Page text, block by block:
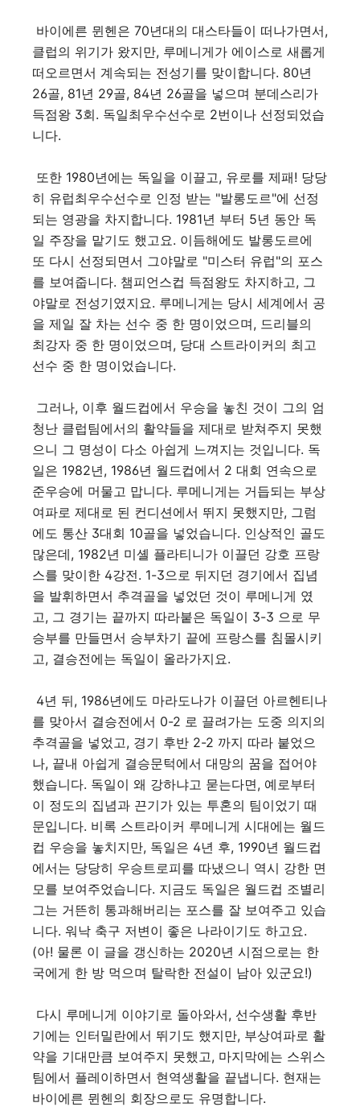
바이에른 뮌헨은 70년대의 대스타들이 떠나가면서,
클럽의 위기가 왔지만, 루메니게가 에이스로 새롭게
떠오르면서 계속되는 전성기를 맞이합니다. 80년
26골, 81년 29골, 84년 26골을 넣으며 분데스리가
득점왕 3회. 독일최우수선수로 2번이나 선정되었습
니다.
또한 1980년에는 독일을 이끌고, 유로를 제패! 당당
히 유럽최우수선수로 인정 받는 "발롱도르"에 선정
되는 영광을 차지합니다. 1981년 부터 5년 동안 독
일 주장을 맡기도 했고요. 이듬해에도 발롱도르에
또 다시 선정되면서 그야말로 "미스터 유럽"의 포스
를 보여줍니다. 챔피언스컵 득점왕도 차지하고, 그
야말로 전성기였지요. 루메니게는 당시 세계에서 공
을 제일 잘 차는 선수 중 한 명이었으며, 드리블의
최강자 중 한 명이었으며, 당대 스트라이커의 최고
선수 중 한 명이었습니다.
그러나, 이후 월드컵에서 우승을 놓친 것이 그의 엄
청난 클럽팀에서의 활약들을 제대로 받쳐주지 못했
으니 그 명성이 다소 아쉽게 느껴지는 것입니다. 독
일은 1982년, 1986년 월드컵에서 2 대회 연속으로
준우승에 머물고 맙니다. 루메니게는 거듭되는 부상
여파로 제대로 된 컨디션에서 뛰지 못했지만, 그럼
에도 통산 3대회 10골을 넣었습니다. 인상적인 골도
많은데, 1982년 미셸 플라티니가 이끌던 강호 프랑
스를 맞이한 4강전. 1-3으로 뒤지던 경기에서 집념
을 발휘하면서 추격골을 넣었던 것이 루메니게 였
고, 그 경기는 끝까지 따라붙은 독일이 3-3 으로 무
승부를 만들면서 승부차기 끝에 프랑스를 침몰시키
고, 결승전에는 독일이 올라가지요.
4년 뒤, 1986년에도 마라도나가 이끌던 아르헨티나
를 맞아서 결승전에서 0-2 로 끌려가는 도중 의지의
추격골을 넣었고, 경기 후반 2-2 까지 따라 붙었으
나, 끝내 아쉽게 결승문턱에서 대망의 꿈을 접어야
했습니다. 독일이 왜 강하냐고 묻는다면, 예로부터
이 정도의 집념과 끈기가 있는 투혼의 팀이었기 때
문입니다. 비록 스트라이커 루메니게 시대에는 월드
컵 우승을 놓치지만, 독일은 4년 후, 1990년 월드컵
에서는 당당히 우승트로피를 따냈으니 역시 강한 면
모를 보여주었습니다. 지금도 독일은 월드컵 조별리
그는 거뜬히 통과해버리는 포스를 잘 보여주고 있습
니다. 워낙 축구 저변이 좋은 나라이기도 하고요.
(아! 물론 이 글을 갱신하는 2020년 시점으로는 한
국에게 한 방 먹으며 탈락한 전설이 남아 있군요!)
다시 루메니게 이야기로 돌아와서, 선수생활 후반
기에는 인터밀란에서 뛰기도 했지만, 부상여파로 활
약을 기대만큼 보여주지 못했고, 마지막에는 스위스
팀에서 플레이하면서 현역생활을 끝냅니다. 현재는
바이에른 뮌헨의 회장으로도 유명합니다.